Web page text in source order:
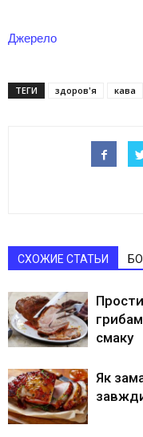
Джерело
ТЕГИ здоров'я кава
СХОЖИЕ СТАТЬИ
смаку
Як